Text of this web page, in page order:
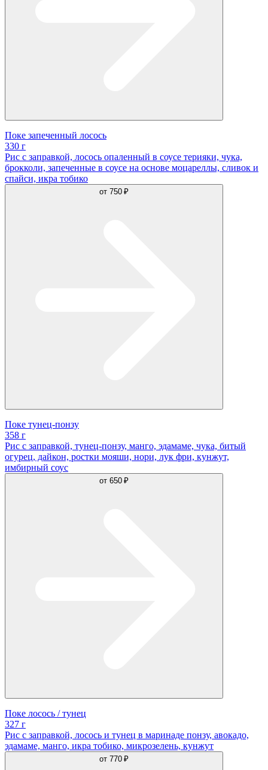
Поке запеченный лосось
330 г
Рис с заправкой, лосось опаленный в соусе терияки, чука,
брокколи, запеченные в соусе на основе моцареллы, сливок и
спайси, икра тобико
от 750 ₽
Поке тунец-понзу
358 г
Рис с заправкой, тунец-понзу, манго, эдамаме, чука, битый
огурец, дайкон, ростки мояши, нори, лук фри, кунжут,
имбирный соус
от 650 ₽
Поке лосось / тунец
327 г
Рис с заправкой, лосось и тунец в маринаде понзу, авокадо,
эдамаме, манго, икра тобико, микрозелень, кунжут
от 770 ₽